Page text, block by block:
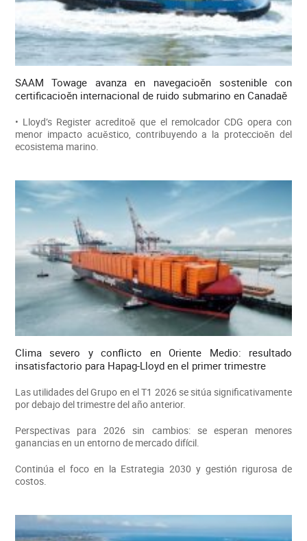
SAAM Towage avanza en navegacioěn sostenible con
certificacioěn internacional de ruido submarino en Canadaě
• Lloyd’s Register acreditoě que el remolcador CDG opera con
menor impacto acuěstico, contribuyendo a la proteccioěn del
ecosistema marino.
Clima severo y conflicto en Oriente Medio: resultado
insatisfactorio para Hapag-Lloyd en el primer trimestre
Las utilidades del Grupo en el T1 2026 se sitúa significativamente
por debajo del trimestre del año anterior.
Perspectivas para 2026 sin cambios: se esperan menores
ganancias en un entorno de mercado difícil.
Continúa el foco en la Estrategia 2030 y gestión rigurosa de
costos.